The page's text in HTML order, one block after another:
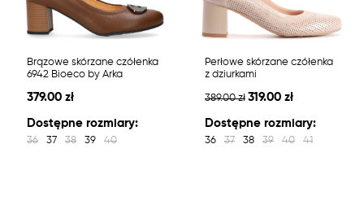
Brązowe skórzane czółenka
6942 Bioeco by Arka
379.00 zł
Dostępne rozmiary:
36 37 38 39 40
Perłowe skórzane czółenka
z dziurkami
389.00 zł 319.00 zł
Dostępne rozmiary:
36 37 38 39 40 41